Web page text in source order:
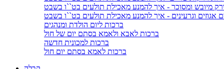
מיובש ומסוכר - איך להמנע מאכילת תולעים בט``ו בשבט
אגוזים וגרעינים - איך להמנע מאכילת תולעים בט``ו בשבט
ברכות ליום הולדת ומנהגים
ברכות לאבא ולאמא בסתם יום של חול
ברכות למכונית חדשה
ברכות לאמא בסתם יום חול